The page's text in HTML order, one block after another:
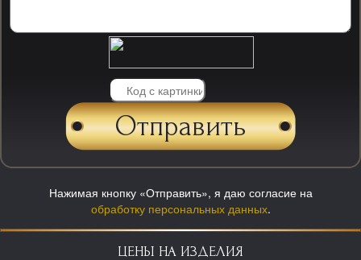
Нажимая кнопку «Отправить», я даю согласие на
обработку персональных данных.
ЦЕНЫ НА ИЗДЕЛИЯ